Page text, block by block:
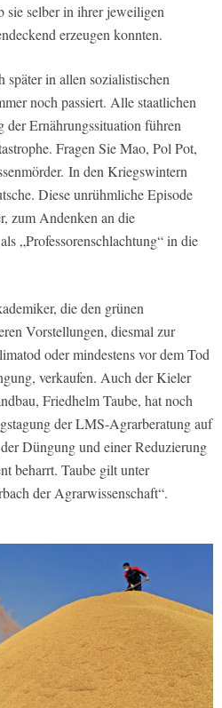
selber in ihrer jeweiligen
erzeugen konnten.
später in allen sozialistischen
noch passiert. Alle staatlichen
der Ernährungssituation führen
Fragen Sie Mao, Pol Pot,
In den Kriegswintern
Diese unrühmliche Episode
zum Andenken an die
„Professorenschlachtung“ in die
die den grünen
Vorstellungen, diesmal zur
oder mindestens vor dem Tod
verkaufen. Auch der Kieler
Friedhelm Taube, hat noch
der LMS-Agrarberatung auf
Düngung und einer Reduzierung
beharrt. Taube gilt unter
der Agrarwissenschaft“.